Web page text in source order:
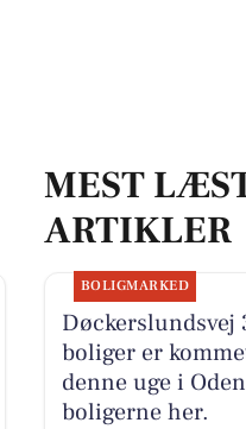
MEST
ARTIKLER
BOLIGMARKED
Døckerslundsvej
boliger er
denne uge i
boligerne her.